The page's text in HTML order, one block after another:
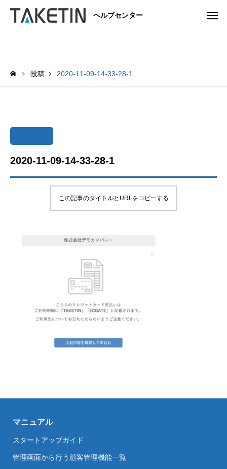
ヘルプセンター
投稿 2020-11-09-14-33-28-1
2020-11-09-14-33-28-1
この記事のタイトルとURLをコピーする
マニュアル
スタートアップガイド
管理画面から行う顧客管理機能一覧